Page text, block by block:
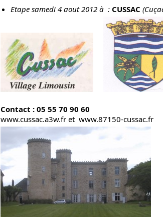
Etape samedi 4 aout 2012 à : CUSSAC
Contact : 05 55 70 90 60
www.cussac.a3w.fr etwww.87150-cussac.fr